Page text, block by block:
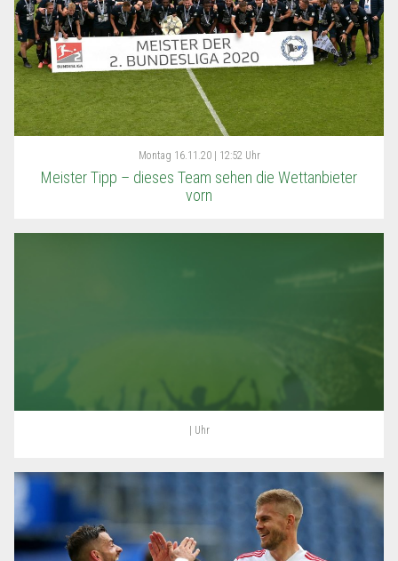
Montag 16.11.20 | 12:52 Uhr
Meister Tipp – dieses Team sehen die Wettanbieter
vorn
| Uhr